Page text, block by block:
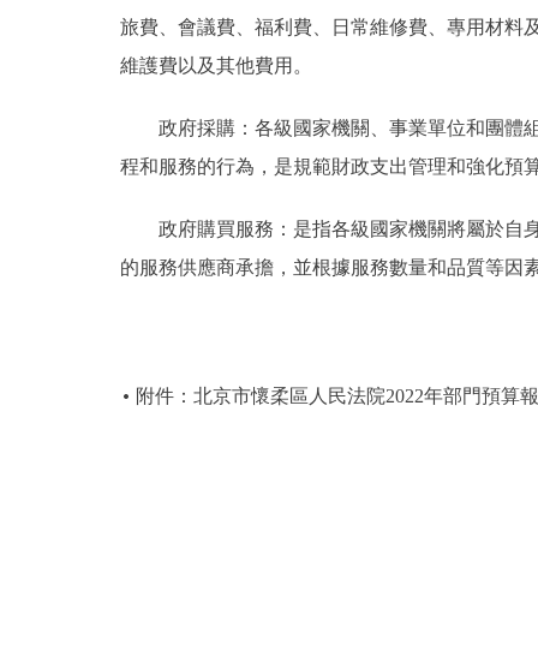
旅費、會議費、福利費、日常維修費、專用材料
維護費以及其他費用。
政府採購：各級國家機關、事業單位和團體組
程和服務的行為，是規範財政支出管理和強化預
政府購買服務：是指各級國家機關將屬於自身
的服務供應商承擔，並根據服務數量和品質等因
附件：北京市懷柔區人民法院2022年部門預算